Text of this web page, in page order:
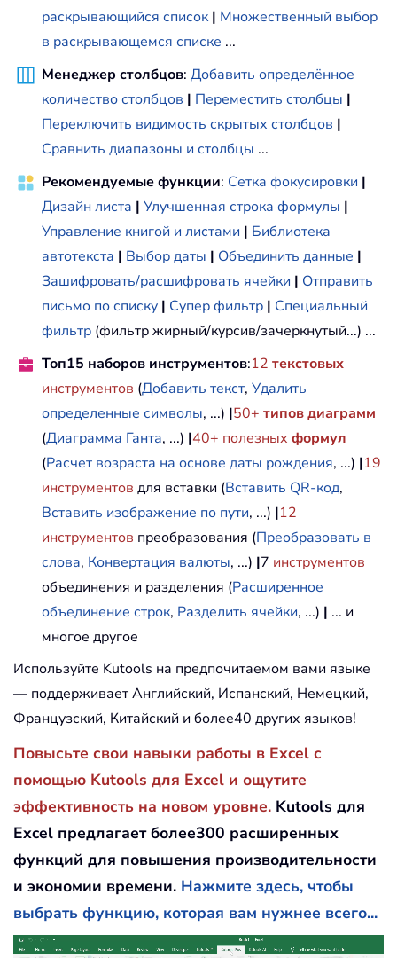
раскрывающийся список | Множественный выбор
в раскрывающемся списке ...
Менеджер столбцов: Добавить определённое
количество столбцов | Переместить столбцы |
Переключить видимость скрытых столбцов |
Сравнить диапазоны и столбцы ...
Рекомендуемые функции: Сетка фокусировки |
Дизайн листа | Улучшенная строка формулы |
Управление книгой и листами | Библиотека
автотекста | Выбор даты | Объединить данные |
Зашифровать/расшифровать ячейки | Отправить
письмо по списку | Супер фильтр | Специальный
фильтр (фильтр жирный/курсив/зачеркнутый...) ...
Топ15 наборов инструментов:12 текстовых
инструментов (Добавить текст, Удалить
определенные символы, ...) |50+ типов диаграмм
(Диаграмма Ганта, ...) |40+ полезных формул
(Расчет возраста на основе даты рождения, ...) |19
инструментов для вставки (Вставить QR-код,
Вставить изображение по пути, ...) |12
инструментов преобразования (Преобразовать в
слова, Конвертация валюты, ...) |7 инструментов
объединения и разделения (Расширенное
объединение строк, Разделить ячейки, ...) | ... и
многое другое
Используйте Kutools на предпочитаемом вами языке
— поддерживает Английский, Испанский, Немецкий,
Французский, Китайский и более40 других языков!
Повысьте свои навыки работы в Excel с
помощью Kutools для Excel и ощутите
эффективность на новом уровне. Kutools для
Excel предлагает более300 расширенных
функций для повышения производительности
и экономии времени. Нажмите здесь, чтобы
выбрать функцию, которая вам нужнее всего...